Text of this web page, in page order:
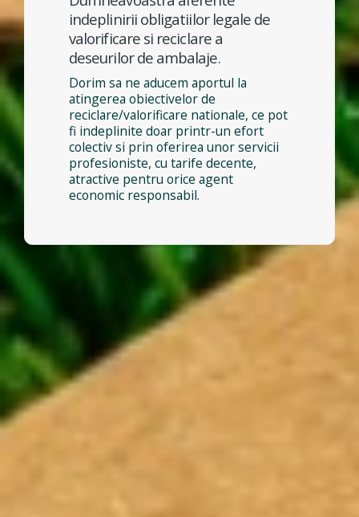
indeplinirii obligatiilor legale de
valorificare si reciclare a
deseurilor de ambalaje.
Dorim sa ne aducem aportul la
atingerea obiectivelor de
reciclare/valorificare nationale, ce pot
fi indeplinite doar printr-un efort
colectiv si prin oferirea unor servicii
profesioniste, cu tarife decente,
atractive pentru orice agent
economic responsabil.